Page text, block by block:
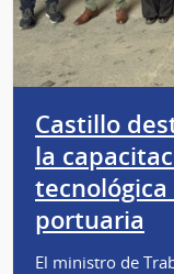
Castillo
la
portuaria
El ministro de